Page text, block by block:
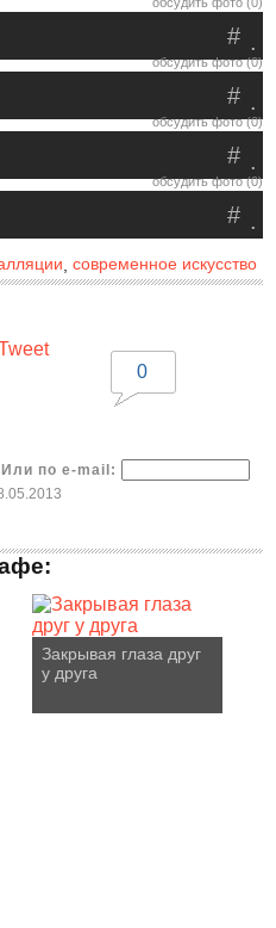
.
#
обсудить фото (0)
.
#
обсудить фото (0)
.
#
обсудить фото (0)
.
#
современное искусство
0
Или по e-mail:
Закрывая глаза друг
у друга